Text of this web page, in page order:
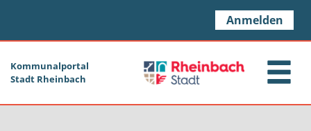
Anmelden
Kommunalportal
Stadt Rheinbach